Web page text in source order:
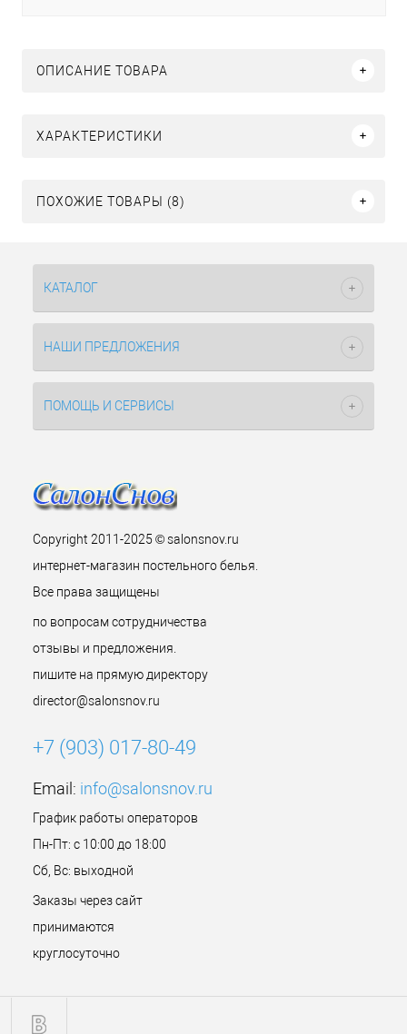
ОПИСАНИЕ ТОВАРА
ХАРАКТЕРИСТИКИ
ПОХОЖИЕ ТОВАРЫ (8)
КАТАЛОГ
НАШИ ПРЕДЛОЖЕНИЯ
ПОМОЩЬ И СЕРВИСЫ
Copyright 2011-2025 © salonsnov.ru
интернет-магазин постельного белья.
Все права защищены
по вопросам сотрудничества
отзывы и предложения.
пишите на прямую директору
director@salonsnov.ru
+7 (903) 017-80-49
Email: info@salonsnov.ru
График работы операторов
Пн-Пт: с 10:00 до 18:00
Сб, Вс: выходной
Заказы через сайт
принимаются
круглосуточно